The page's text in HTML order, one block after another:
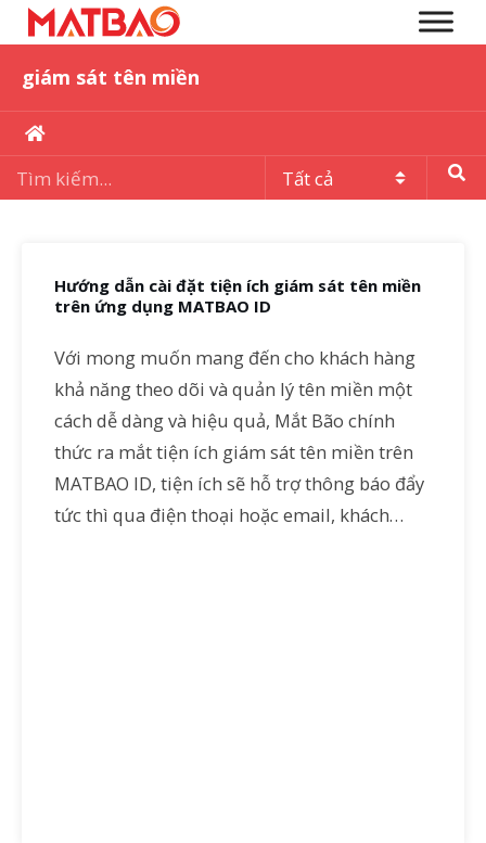
giám sát tên miền
Hướng dẫn cài đặt tiện ích giám sát tên miền
trên ứng dụng MATBAO ID
Với mong muốn mang đến cho khách hàng
khả năng theo dõi và quản lý tên miền một
cách dễ dàng và hiệu quả, Mắt Bão chính
thức ra mắt tiện ích giám sát tên miền trên
MATBAO ID, tiện ích sẽ hỗ trợ thông báo đẩy
tức thì qua điện thoại hoặc email, khách…